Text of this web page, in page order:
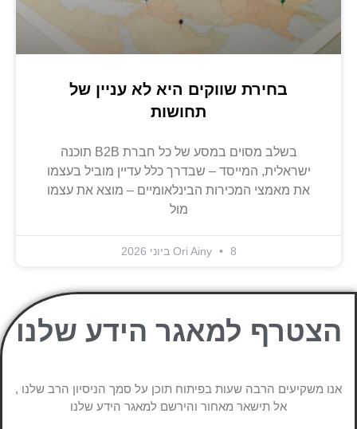
בחירת שווקים היא לא עניין של
תחושות
בשלב מסוים במסע של כל חברת B2B תוכנה
ישראלית, המייסד – שבדרך כלל עדיין מוביל בעצמו
את מאמצי המכירות הבינלאומיים – מוצא את עצמו
מול
Ori Ainy 8 ביוני 2026
הצטרף למאגר הידע שלנו
אנו משקיעים הרבה שעות בפיתוח תוכן על סמך הניסיון הרב שלנו ,
אל תישאר מאחור והירשם למאגר הידע שלנו